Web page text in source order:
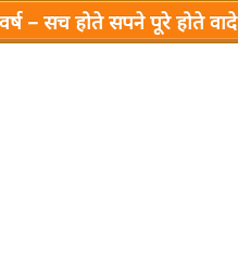
– सच होते सपने पूरे होते वादे